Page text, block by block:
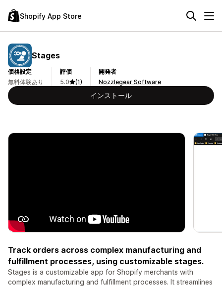
Shopify App Store
Stages
価格設定
無料体験あり
評価
5.0
(1)
開発者
Nozzlegear Software
インストール
Track orders across complex manufacturing and
fulfillment processes, using customizable stages.
Stages is a customizable app for Shopify merchants with
complex manufacturing and fulfillment processes. It streamlines